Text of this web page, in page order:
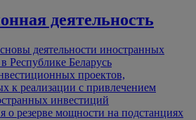
деятельность
деятельности иностранных
Республике Беларусь
проектов,
к реализации с привлечением
инвестиций
о резерве мощности на подстанциях